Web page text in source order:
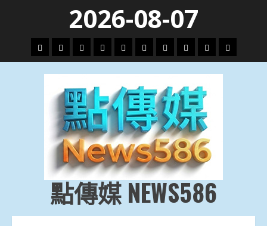
content
2026-08-07
頭
條
財
經
地
方.
會
文
教.
技
專
題
娛
樂
劇
政
治
國
際
運
動
生
活
點傳媒 NEWS586